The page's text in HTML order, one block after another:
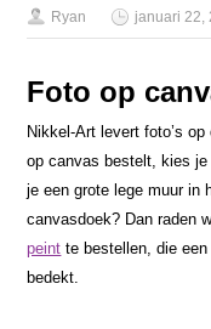
Ryan januari 22,
Foto op
Nikkel-Art levert foto’s
op canvas bestelt, kies
je een grote lege muur in
canvasdoek? Dan raden
peint te bestellen, die
bedekt.